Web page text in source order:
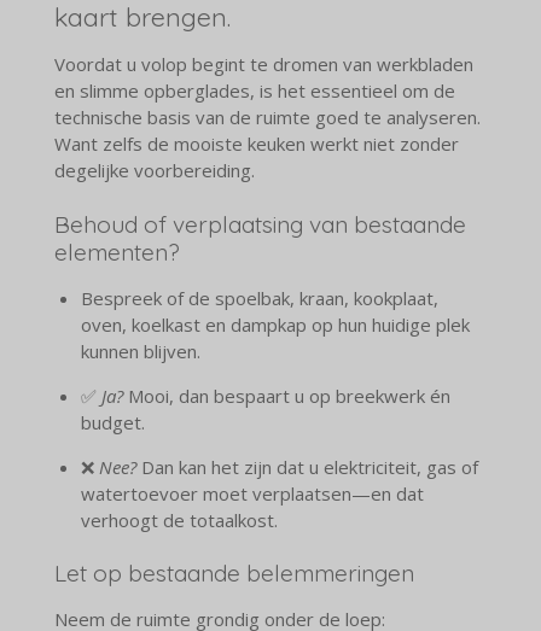
kaart brengen.
Voordat u volop begint te dromen van werkbladen
en slimme opberglades, is het essentieel om de
technische basis van de ruimte goed te analyseren.
Want zelfs de mooiste keuken werkt niet zonder
degelijke voorbereiding.
Behoud of verplaatsing van bestaande
elementen?
Bespreek of de spoelbak, kraan, kookplaat,
oven, koelkast en dampkap op hun huidige plek
kunnen blijven.
✅ Ja?Mooi, dan bespaart u op breekwerk én
budget.
❌ Nee?Dan kan het zijn dat u elektriciteit, gas of
watertoevoer moet verplaatsen—en dat
verhoogt de totaalkost.
Let op bestaande belemmeringen
Neem de ruimte grondig onder de loep: